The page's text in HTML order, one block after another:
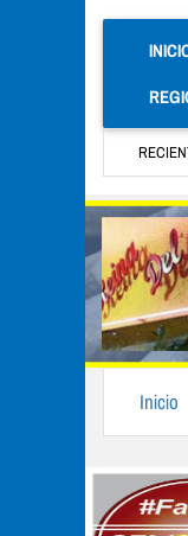
de Venezuela
Inicio